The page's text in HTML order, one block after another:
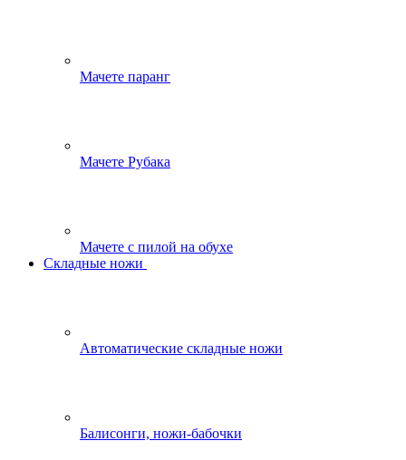
Мачете паранг
Мачете Рубака
Мачете с пилой на обухе
Складные ножи
Автоматические складные ножи
Балисонги, ножи-бабочки